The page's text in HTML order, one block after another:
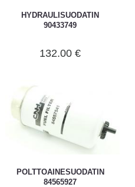
HYDRAULISUODATIN
90433749
132.00 €
POLTTOAINESUODATIN
84565927